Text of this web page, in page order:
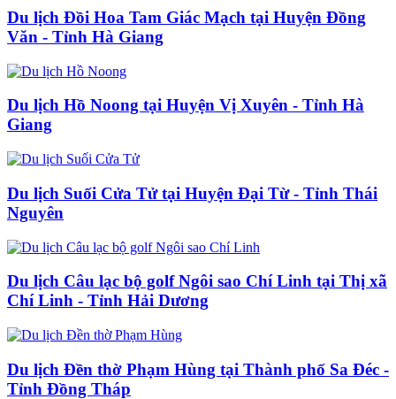
Du lịch Đồi Hoa Tam Giác Mạch tại Huyện Đồng
Văn - Tỉnh Hà Giang
Du lịch Hồ Noong tại Huyện Vị Xuyên - Tỉnh Hà
Giang
Du lịch Suối Cửa Tử tại Huyện Đại Từ - Tỉnh Thái
Nguyên
Du lịch Câu lạc bộ golf Ngôi sao Chí Linh tại Thị xã
Chí Linh - Tỉnh Hải Dương
Du lịch Đền thờ Phạm Hùng tại Thành phố Sa Đéc -
Tỉnh Đồng Tháp